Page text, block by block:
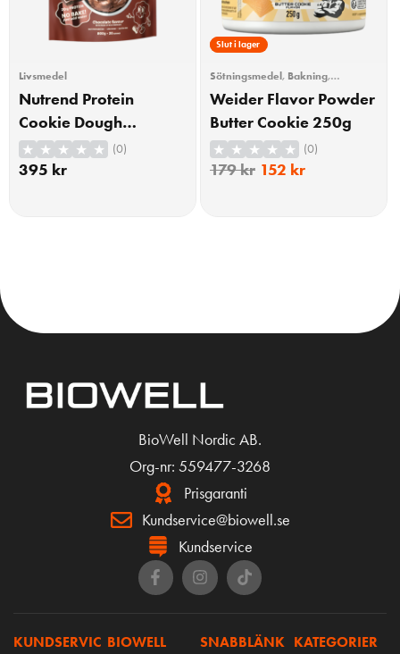
Livsmedel
Nutrend Protein
Cookie Dough
Chocolate 800g
(0)
395 kr
15% Rabatt
Slut i lager
Sötningsmedel, Bakning,
Livsmedel
Weider Flavor Powder
Butter Cookie 250g
(0)
179kr 152 kr
BioWell Nordic AB.
Org-nr: 559477-3268
Prisgaranti
Kundservice@biowell.se
Kundservice
KUNDSERVIC BIOWELL
SNABBLÄNK KATEGORIER